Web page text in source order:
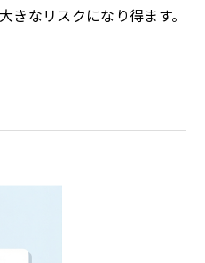
なリスクになり得ます。